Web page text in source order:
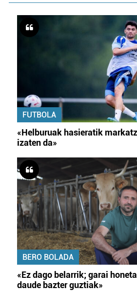
FUTBOLA
«Helburuak hasieratik
izaten da»
BERO BOLADA
«Ez dago belarrik; garai
daude bazter guztiak»